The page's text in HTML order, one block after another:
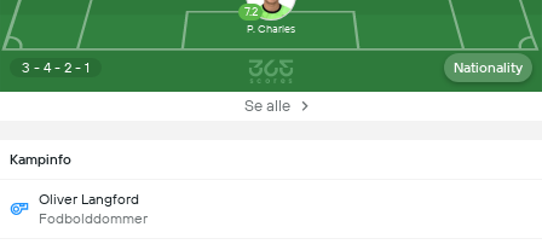
3 - 4 - 2 - 1 Nationality
7.2
P. Charles
Se alle
Kampinfo
Oliver Langford
Fodbolddommer